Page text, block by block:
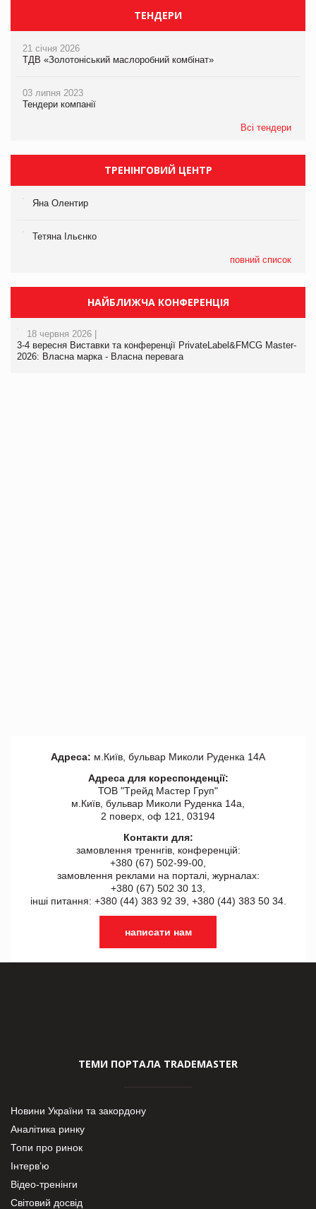
ТЕНДЕРИ
21 січня 2026
ТДВ «Золотоніський маслоробний комбінат»
03 липня 2023
Тендери компанії
Всі тендери
ТРЕНІНГОВИЙ ЦЕНТР
Яна Олентир
Тетяна Ільєнко
повний список
НАЙБЛИЖЧА КОНФЕРЕНЦІЯ
18 червня 2026 |
3-4 вересня Виставки та конференції PrivateLabel&FMCG Master-
2026: Власна марка - Власна перевага
Адреса: м.Київ, бульвар Миколи Руденка 14А
Адреса для кореспонденції:
ТОВ "Tрейд Мастер Груп"
м.Київ, бульвар Миколи Руденка 14а,
2 поверх, оф 121, 03194
Контакти для:
замовлення треннгів, конференцій:
+380 (67) 502-99-00,
замовлення реклами на порталі, журналах:
+380 (67) 502 30 13,
інші питання: +380 (44) 383 92 39, +380 (44) 383 50 34.
написати нам
ТЕМИ ПОРТАЛА TRADEMASTER
Новини України та закордону
Аналітика ринку
Топи про ринок
Інтерв’ю
Відео-тренінги
Світовий досвід